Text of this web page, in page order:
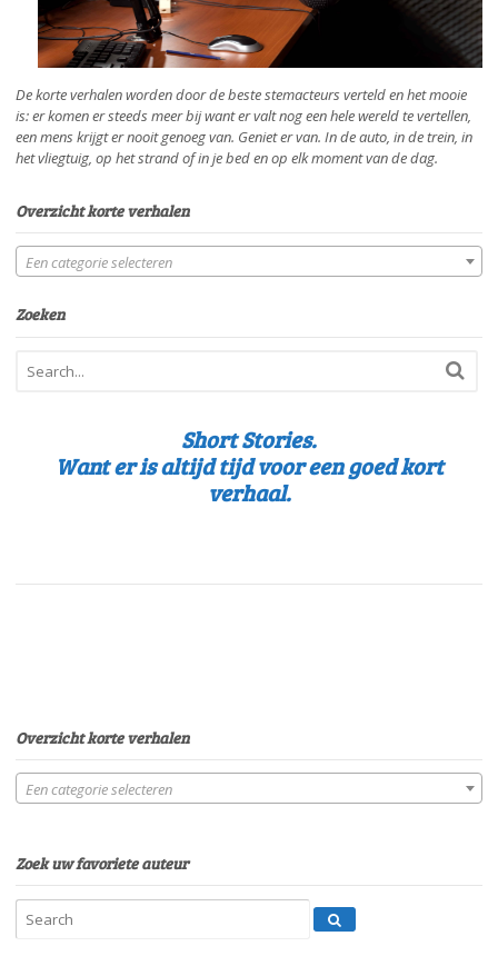
De korte verhalen worden door de beste stemacteurs verteld en het mooie
is: er komen er steeds meer bij want er valt nog een hele wereld te vertellen,
een mens krijgt er nooit genoeg van. Geniet er van. In de auto, in de trein, in
het vliegtuig, op het strand of in je bed en op elk moment van de dag.
Overzicht korte verhalen
Een categorie selecteren
Zoeken
Short Stories.
Want er is altijd tijd voor een goed kort
verhaal.
Overzicht korte verhalen
Een categorie selecteren
Zoek uw favoriete auteur